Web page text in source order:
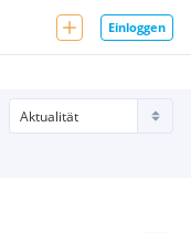
Einloggen